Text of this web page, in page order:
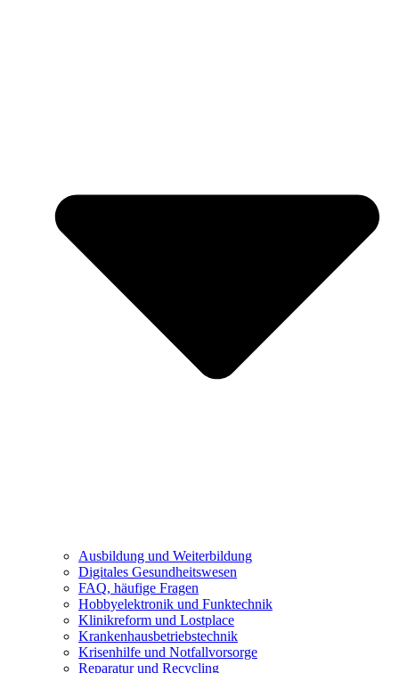
Ausbildung und Weiterbildung
Digitales Gesundheitswesen
FAQ, häufige Fragen
Hobbyelektronik und Funktechnik
Klinikreform und Lostplace
Krankenhausbetriebstechnik
Krisenhilfe und Notfallvorsorge
Reparatur und Recycling